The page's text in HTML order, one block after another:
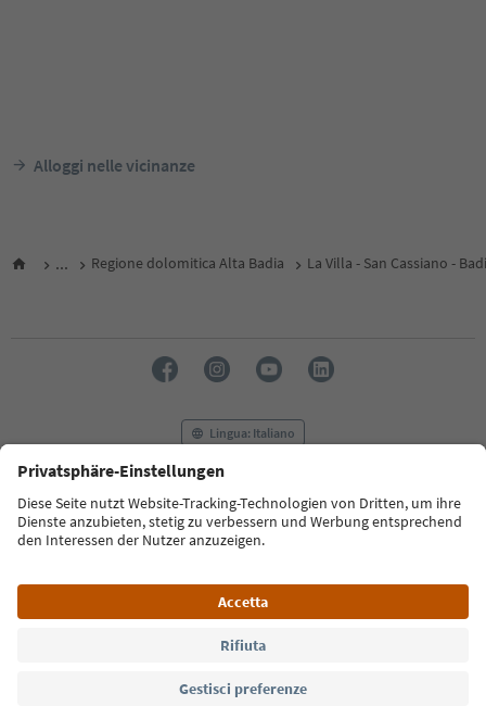
Alloggi nelle vicinanze
... Regione dolomitica Alta Badia La Villa - San Cassiano -
Lingua: Italiano
FAQ Contatti Press MICE
Privacy Policy
Termini e condizioni
Crediti
Cookie Policy
Alto Adige B2B